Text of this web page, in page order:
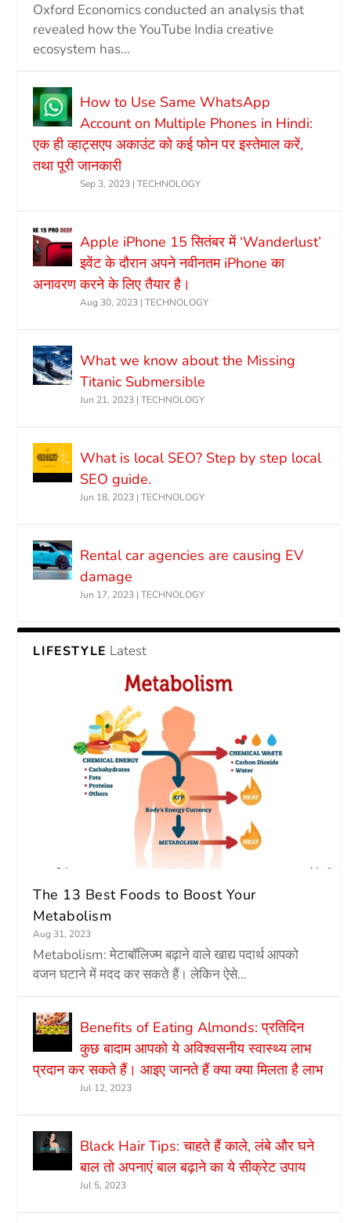
Oxford Economics conducted an analysis that
revealed how the YouTube India creative
ecosystem has...
How to Use Same WhatsApp
Account on Multiple Phones in Hindi:
एक ही व्हाट्सएप अकाउंट को कई फोन पर इस्तेमाल करें,
तथा पूरी जानकारी
Sep 3, 2023 |TECHNOLOGY
Apple iPhone 15 सितंबर में ‘Wanderlust’
इवेंट के दौरान अपने नवीनतम iPhone का
अनावरण करने के लिए तैयार है।
Aug 30, 2023 |TECHNOLOGY
What we know about the Missing
Titanic Submersible
Jun 21, 2023 |TECHNOLOGY
What is local SEO? Step by step local
SEO guide.
Jun 18, 2023 |TECHNOLOGY
Rental car agencies are causing EV
damage
Jun 17, 2023 |TECHNOLOGY
LIFESTYLE Latest
The 13 Best Foods to Boost Your
Metabolism
Aug 31, 2023
Metabolism: मेटाबॉलिज्म बढ़ाने वाले खाद्य पदार्थ आपको
वजन घटाने में मदद कर सकते हैं। लेकिन ऐसे...
Benefits of Eating Almonds: प्रतिदिन
कुछ बादाम आपको ये अविश्वसनीय स्वास्थ्य लाभ
प्रदान कर सकते हैं। आइए जानते हैं क्या क्या मिलता है लाभ
Jul 12, 2023
Black Hair Tips: चाहते हैं काले, लंबे और घने
बाल तो अपनाएं बाल बढ़ाने का ये सीक्रेट उपाय
Jul 5, 2023